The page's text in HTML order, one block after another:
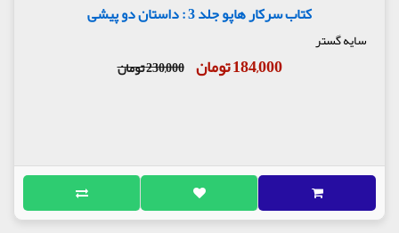
کتاب سرکار هاپو جلد 3 : داستان دو پیشی
سایه گستر
184,000 تومان 230,000 تومان